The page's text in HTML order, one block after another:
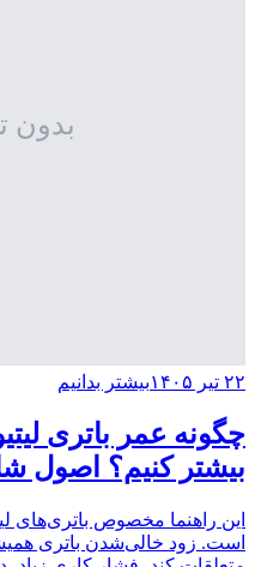
۲۲ تیر ۱۴۰۵ بیشتر بدانیم
چگونه عمر باتری
بیشتر کنیم؟ اصول
این راهنما مخصوص باتری‌های
است. زود خالی‌شدن باتری